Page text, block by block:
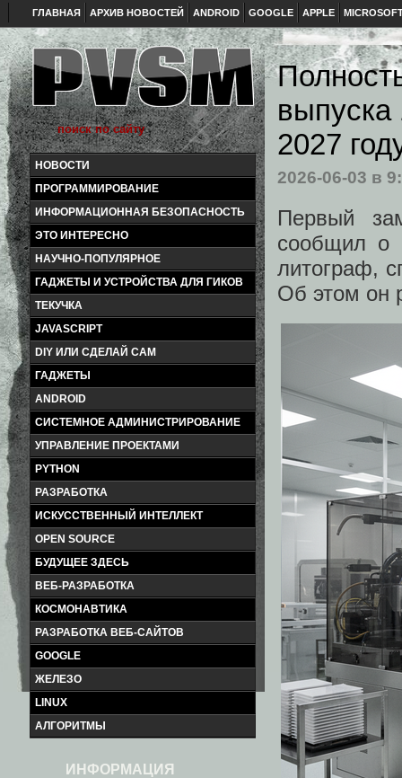
ГЛАВНАЯ АРХИВ НОВОСТЕЙ ANDROID GOOGLE APPLE
НОВОСТИ
ПРОГРАММИРОВАНИЕ
ИНФОРМАЦИОННАЯ БЕЗОПАСНОСТЬ
ЭТО ИНТЕРЕСНО
НАУЧНО-ПОПУЛЯРНОЕ
ГАДЖЕТЫ И УСТРОЙСТВА ДЛЯ ГИКОВ
ТЕКУЧКА
JAVASCRIPT
DIY ИЛИ СДЕЛАЙ САМ
ГАДЖЕТЫ
ANDROID
СИСТЕМНОЕ АДМИНИСТРИРОВАНИЕ
УПРАВЛЕНИЕ ПРОЕКТАМИ
PYTHON
РАЗРАБОТКА
ИСКУССТВЕННЫЙ ИНТЕЛЛЕКТ
OPEN SOURCE
БУДУЩЕЕ ЗДЕСЬ
ВЕБ-РАЗРАБОТКА
КОСМОНАВТИКА
РАЗРАБОТКА ВЕБ-САЙТОВ
GOOGLE
ЖЕЛЕЗО
LINUX
АЛГОРИТМЫ
ИНФОРМАЦИЯ
выпуска
2027
2026-06-03 в
Первый
сообщил о
литограф,
Об этом он